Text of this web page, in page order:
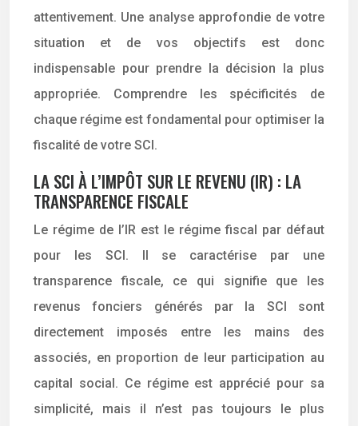
attentivement. Une analyse approfondie de votre
situation et de vos objectifs est donc
indispensable pour prendre la décision la plus
appropriée. Comprendre les spécificités de
chaque régime est fondamental pour optimiser la
fiscalité de votre SCI.
LA SCI À L’IMPÔT SUR LE REVENU (IR) : LA
TRANSPARENCE FISCALE
Le régime de l’IR est le régime fiscal par défaut
pour les SCI. Il se caractérise par une
transparence fiscale, ce qui signifie que les
revenus fonciers générés par la SCI sont
directement imposés entre les mains des
associés, en proportion de leur participation au
capital social. Ce régime est apprécié pour sa
simplicité, mais il n’est pas toujours le plus